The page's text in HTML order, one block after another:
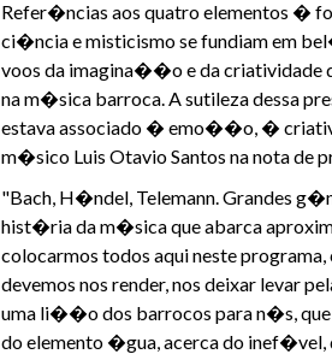
Refer�ncias aos quatro elementos �
ci�ncia e misticismo se fundiam em
voos da imagina��o e da criatividade
na m�sica barroca. A sutileza dessa
estava associado � emo��o, �
m�sico Luis Otavio Santos na nota de
"Bach, H�ndel, Telemann. Grandes
hist�ria da m�sica que abarca
colocarmos todos aqui neste
devemos nos render, nos deixar levar
uma li��o dos barrocos para n�s,
do elemento �gua, acerca do